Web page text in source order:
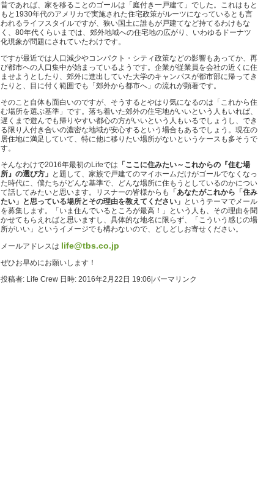
昔であれば、家を移ることのゴールは「庭付き一戸建て」でした。これはもと
もと1930年代のアメリカで実施された住宅政策がルーツになっているとも言
われるライフスタイルですが、狭い国土に誰もが戸建てなど持てるわけもな
く、80年代くらいまでは、郊外地域への住宅地の広がり、いわゆるドーナツ
化現象が問題にされていたわけです。
ですが最近では人口減少やコンパクト・シティ政策などの影響もあってか、再
び都市への人口集中が始まっているようです。企業が従業員を会社の近くに住
ませようとしたり、郊外に進出していた大学のキャンパスが都市部に帰ってき
たりと、目に付く範囲でも「郊外から都市へ」の流れが顕著です。
そのこと自体も面白いのですが、そうするとやはり気になるのは「これから住
む場所を選ぶ基準」です。落ち着いた郊外の住宅地がいいという人もいれば、
遅くまで遊んでも帰りやすい都心の方がいいという人もいるでしょうし、でき
る限り人付き合いの濃密な地域が安心するという場合もあるでしょう。現在の
居住地に満足していて、特に他に移りたい場所がないというケースも多そうで
す。
そんなわけで2016年最初のLifeでは 「ここに住みたい～これからの『住む場
所』の選び方」 と題して、家族で戸建てのマイホームだけがゴールでなくなっ
た時代に、僕たちがどんな基準で、どんな場所に住もうとしているのかについ
て話してみたいと思います。リスナーの皆様からも
「あなたがこれから「住み
たい」と思っている場所とその理由を教えてください」 というテーマでメール
を募集します。「いま住んでいるところが最高！」という人も、その理由を聞
かせてもらえればと思いますし、具体的な地名に限らず、「こういう感じの場
所がいい」というイメージでも構わないので、どしどしお寄せください。
メールアドレスは life@tbs.co.jp
ぜひお早めにお願いします！
投稿者: Life Crew 日時: 2016年2月22日 19:06 パーマリンク